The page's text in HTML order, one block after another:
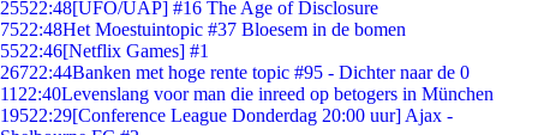
25522:48[UFO/UAP] #16 The Age of Disclosure
7522:48Het Moestuintopic #37 Bloesem in de bomen
5522:46[Netflix Games] #1
26722:44Banken met hoge rente topic #95 - Dichter naar de 0
11 22:40Levenslang voor man die inreed op betogers in München
19522:29[Conference League Donderdag 20:00 uur] Ajax -